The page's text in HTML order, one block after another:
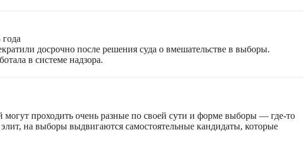
досрочно после решения суда о вмешательстве в выборы.
в системе надзора.
могут проходить очень разные по своей сути и форме выборы — где-то
на выборы выдвигаются самостоятельные кандидаты, которые